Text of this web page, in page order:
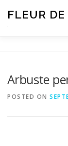
FLEUR
.
Arbuste
POSTED ON